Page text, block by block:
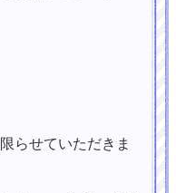
らせていただきま